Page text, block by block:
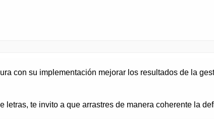
con su implementación mejorar los resultados de la
te invito a que arrastres de manera coherente la